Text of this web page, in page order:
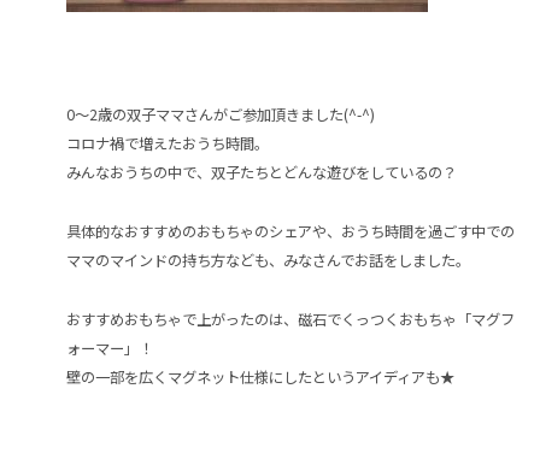
0～2歳の双子ママさんがご参加頂きました(^-^)
コロナ禍で増えたおうち時間。
みんなおうちの中で、双子たちとどんな遊びをしているの？
具体的なおすすめのおもちゃのシェアや、おうち時間を過ごす中での
ママのマインドの持ち方なども、みなさんでお話をしました。
おすすめおもちゃで上がったのは、磁石でくっつくおもちゃ「マグフ
ォーマー」！
壁の一部を広くマグネット仕様にしたというアイディアも★